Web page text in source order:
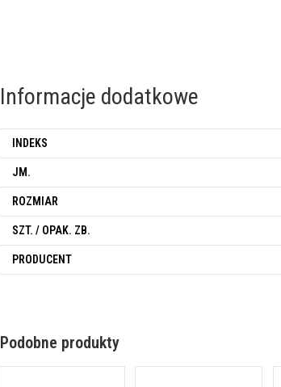
Informacje dodatkowe
INDEKS
JM.
ROZMIAR
SZT. / OPAK. ZB.
PRODUCENT
Podobne produkty